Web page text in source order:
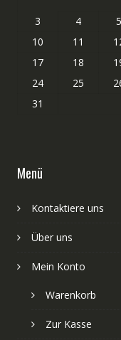
3
4 5
10
11
17
18
24
25
31
Menü
Kontaktiere uns
Über uns
Mein Konto
Warenkorb
Zur Kasse